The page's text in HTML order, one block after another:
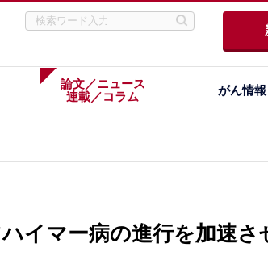
論文／ニュース
連載／コラム
がん情報
イマー病の進行を加速さ